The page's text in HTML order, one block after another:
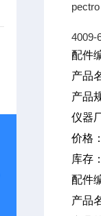
4009-
配件
产品
产品
仪器
价格
库存
配件
产品